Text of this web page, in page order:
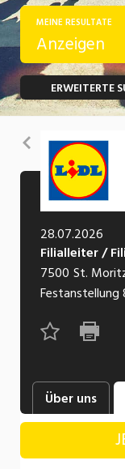
Temporär
Freelance
Praktikum
Lehrstelle
Ferienjob
POSITION
Bank,
Bau,
Bildung,
Einkauf,
Finanzen,
Lebensmittel
Industrie,
Produktion
Informatik,
MEINE RESULTATE
Anzeigen
ERWEITERTE
Zurück
28.07.2026
Filialleiter /
7500 St.
Festanstellung
Über uns